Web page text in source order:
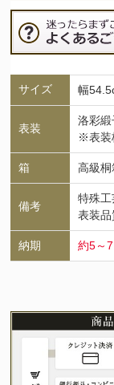
サイズ 幅
表装
洛彩
※表装
箱 高級桐
備考
特殊
表装品
納期 約5～